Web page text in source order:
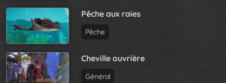
Pêche aux raies
Pêche
Cheville ouvrière
Général